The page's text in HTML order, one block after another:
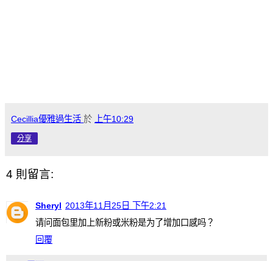
Cecillia優雅過生活 於 上午10:29
分享
4 則留言:
Sheryl 2013年11月25日 下午2:21
请问面包里加上新粉或米粉是为了增加口感吗？
回覆